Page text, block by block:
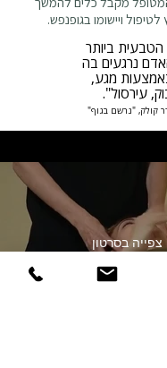
ויישומו בגופנפש.
ביותר
נרגעים בה
מגע,
עירסול".
קולק, "נרשם בגוף"
צפייה בסרטון